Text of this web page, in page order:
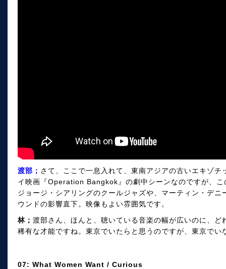
渡部； さて、ここで一息入れて、東南アジアの古いエキゾ
イ映画『Operation Bangkok』の劇中シーンなのですが、
ジョージ・シアリングのクールジャズや、マーティン・デ
ウンドの影響直下。映像もよい雰囲気です。
林； 渡部さん、ほんと、聴いている音楽の幅が広いのに、
稀有な才能ですね。東京でいたらと思うのですが、東京で
07: What Women Want / Curious